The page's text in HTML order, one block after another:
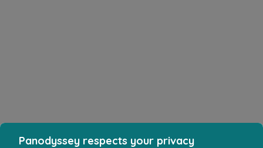
Panodyssey respects your privacy